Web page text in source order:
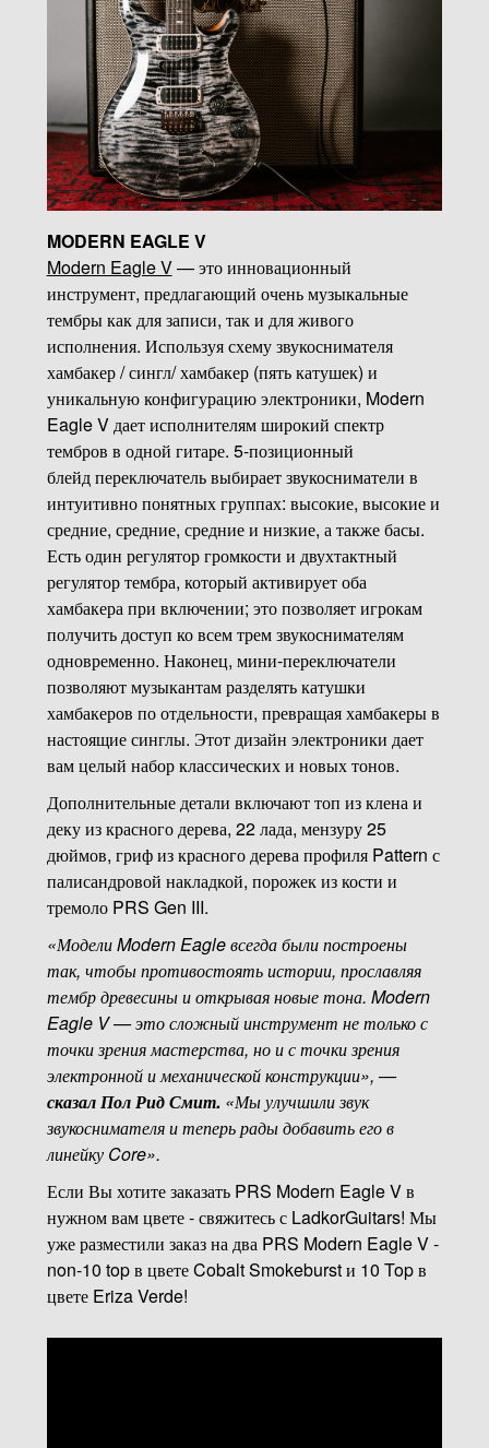
MODERN EAGLE V
Modern Eagle V— это инновационный
инструмент, предлагающий очень музыкальные
тембры как для записи, так и для живого
исполнения. Используя схему звукоснимателя
хамбакер / сингл/ хамбакер (пять катушек) и
уникальную конфигурацию электроники, Modern
Eagle V дает исполнителям широкий спектр
тембров в одной гитаре. 5-позиционный
блейд переключатель выбирает звукосниматели в
интуитивно понятных группах: высокие, высокие и
средние, средние, средние и низкие, а также басы.
Есть один регулятор громкости и двухтактный
регулятор тембра, который активирует оба
хамбакера при включении; это позволяет игрокам
получить доступ ко всем трем звукоснимателям
одновременно. Наконец, мини-переключатели
позволяют музыкантам разделять катушки
хамбакеров по отдельности, превращая хамбакеры в
настоящие синглы. Этот дизайн электроники дает
вам целый набор классических и новых тонов.
Дополнительные детали включают топ из клена и
деку из красного дерева, 22 лада, мензуру 25
дюймов, гриф из красного дерева профиля Pattern с
палисандровой накладкой, порожек из кости и
тремоло PRS Gen III.
«Модели Modern Eagle всегда были построены
так, чтобы противостоять истории, прославляя
тембр древесины и открывая новые тона. Modern
Eagle V — это сложный инструмент не только с
точки зрения мастерства, но и с точки зрения
электронной и механической конструкции», —
сказал Пол Рид Смит.«Мы улучшили звук
звукоснимателя и теперь рады добавить его в
линейку Core».
Если Вы хотите заказать PRS Modern Eagle V в
нужном вам цвете - свяжитесь с LadkorGuitars! Мы
уже разместили заказ на два PRS Modern Eagle V -
non-10 top в цвете Cobalt Smokeburst и 10 Top в
цвете Eriza Verde!